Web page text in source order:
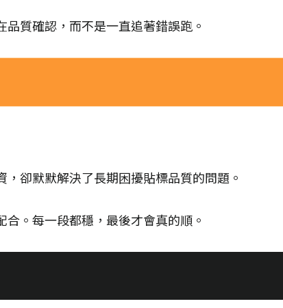
質確認，而不是一直追著錯誤跑。
卻默默解決了長期困擾貼標品質的問題。
。每一段都穩，最後才會真的順。